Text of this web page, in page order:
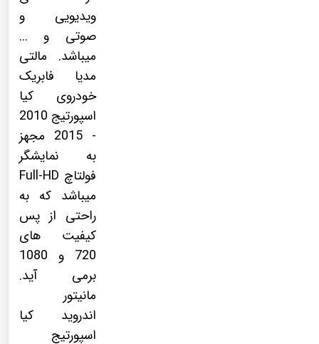
ویدیویی و
صوتی و ...
میباشد. مالتی
مدیا فابریک
خودروی کیا
اسپورتیج 2010
- 2015 مجهز
به نمایشگر
فولتاچ Full-HD
میباشد که به
راحتی از پس
کیفیت های
720 و 1080
برمی آید.
مانیتور
اندروید کیا
اسپورتیج